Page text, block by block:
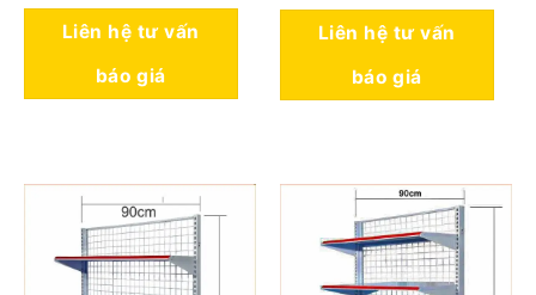
Liên hệ tư vấn
báo giá
Liên hệ tư vấn
báo giá